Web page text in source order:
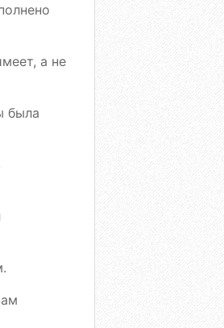
а не
была